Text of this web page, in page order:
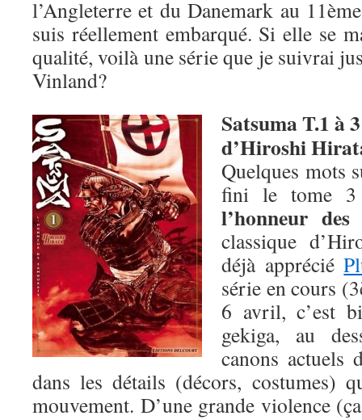
l’Angleterre et du Danemark au
suis réellement embarqué. Si elle se
qualité, voilà une série que je suivrai
Vinland?
Satsuma T.1 à 3
d’Hiroshi
Quelques mots
fini le tome
l’honneur des
classique
déjà apprécié
série en cours
6 avril, c’est
gekiga, au
canons actuels
dans les détails (décors, costumes)
mouvement. D’une grande violence